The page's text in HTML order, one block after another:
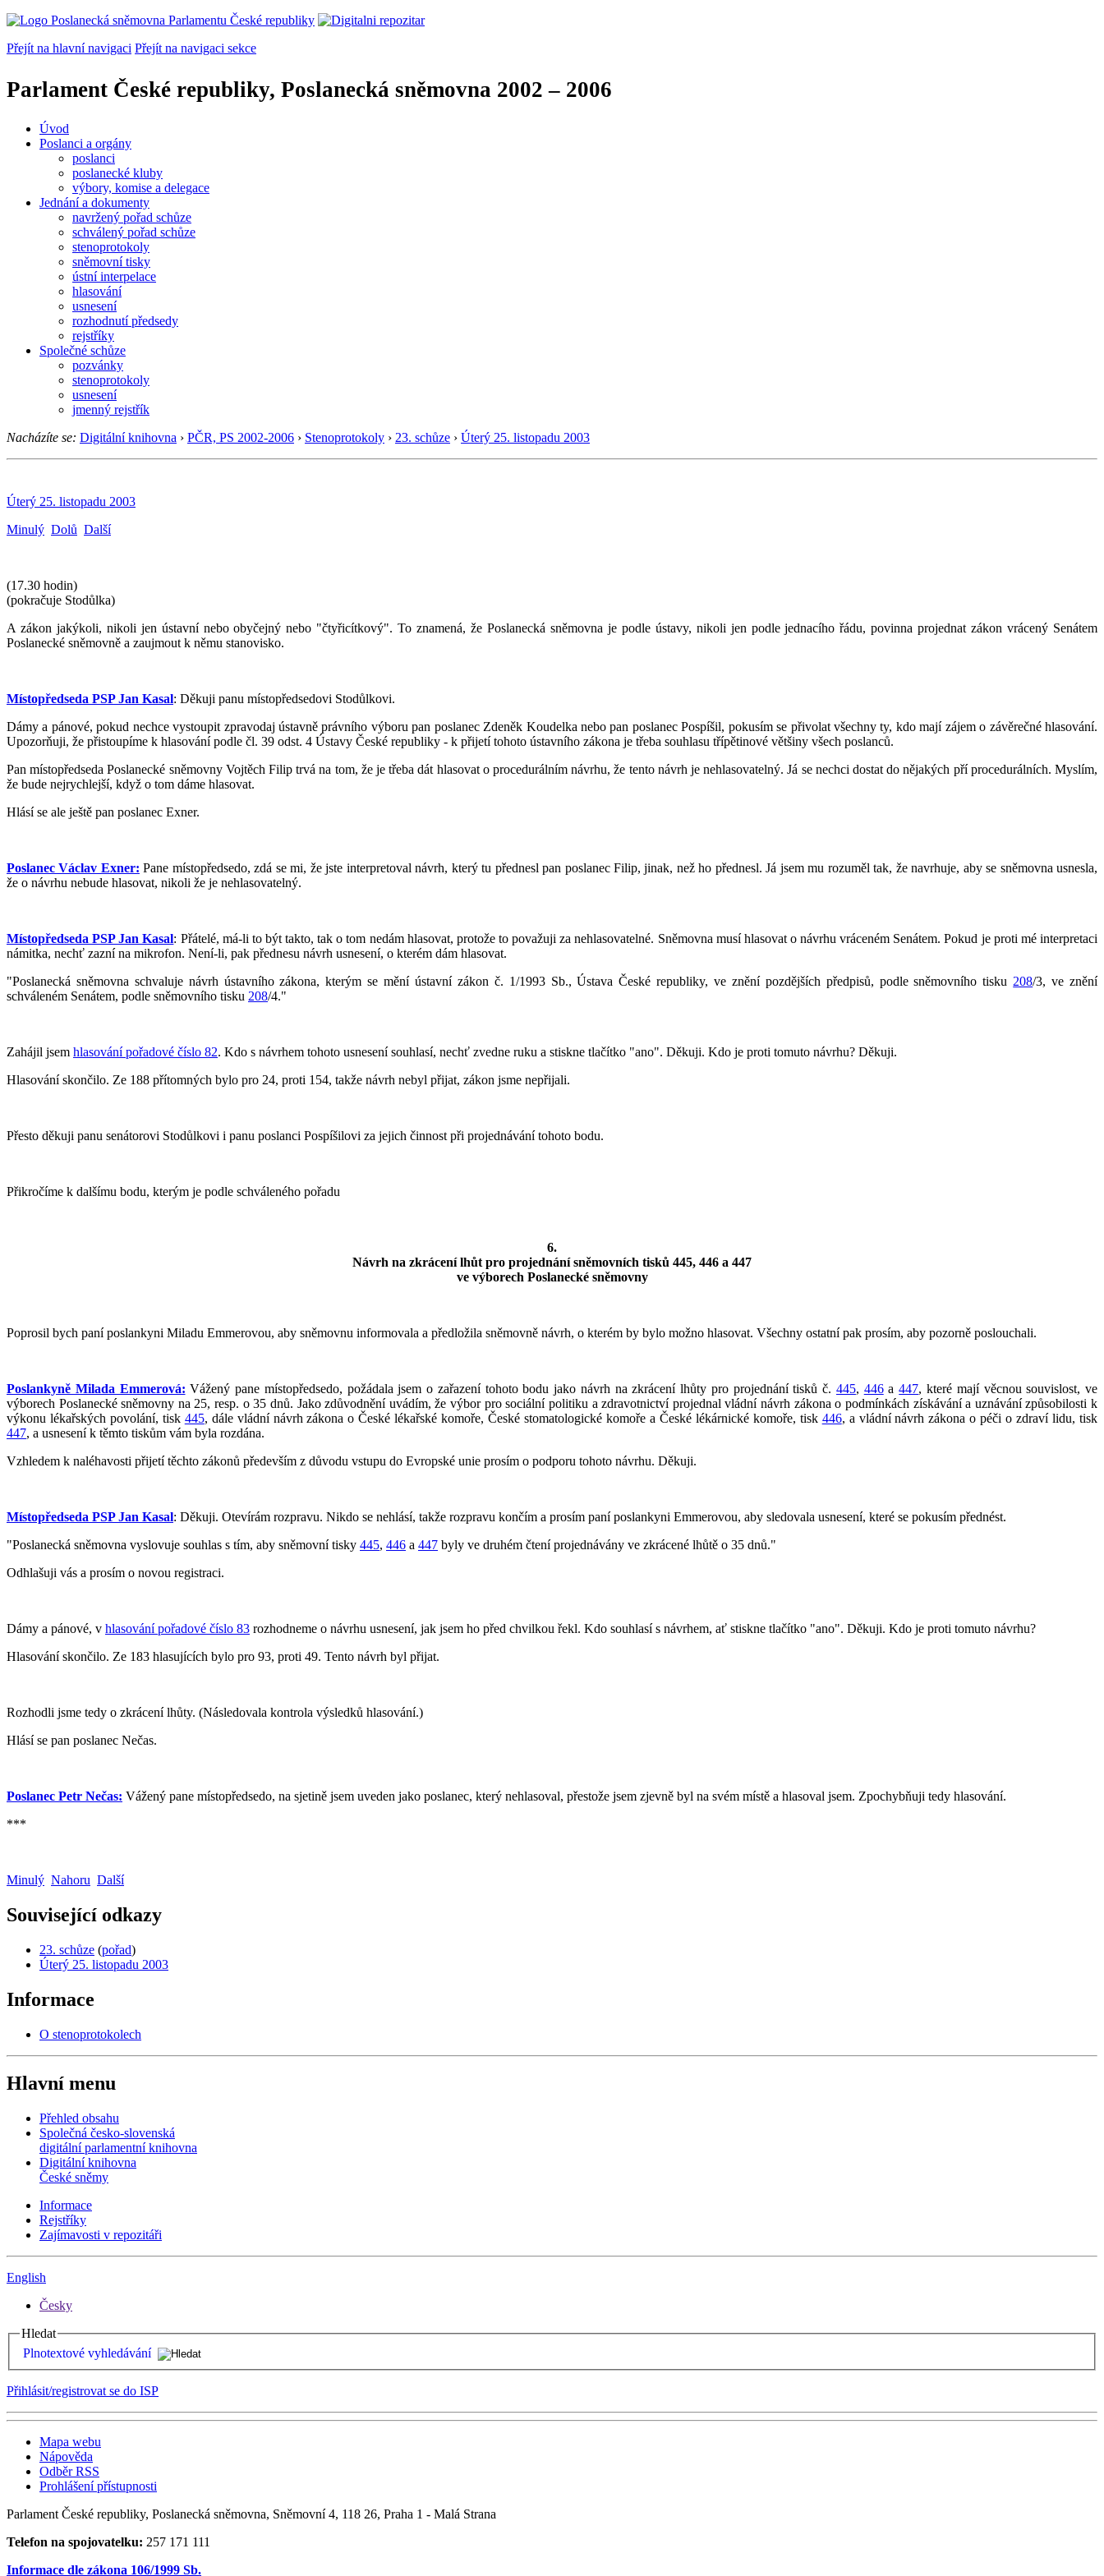
Přejít na hlavní navigaci Přejít na navigaci sekce
Parlament České republiky, Poslanecká sněmovna 2002 – 2006
Úvod
Poslanci a orgány
poslanci
poslanecké kluby
výbory, komise a delegace
Jednání a dokumenty
navržený pořad schůze
schválený pořad schůze
stenoprotokoly
sněmovní tisky
ústní interpelace
hlasování
usnesení
rozhodnutí předsedy
rejstříky
Společné schůze
pozvánky
stenoprotokoly
usnesení
jmenný rejstřík
Nacházíte se: Digitální knihovna › PČR, PS 2002-2006 › Stenoprotokoly › 23. schůze › Úterý 25. listopadu 2003
Úterý 25. listopadu 2003
Minulý Dolů Další
(17.30 hodin)
(pokračuje Stodůlka)
A zákon jakýkoli, nikoli jen ústavní nebo obyčejný nebo "čtyřicítkový". To znamená, že Poslanecká sněmovna je podle ústavy, nikoli jen podle jednacího řádu, povinna projednat zákon vrácený Senátem
Poslanecké sněmovně a zaujmout k němu stanovisko.
Místopředseda PSP Jan Kasal: Děkuji panu místopředsedovi Stodůlkovi.
Dámy a pánové, pokud nechce vystoupit zpravodaj ústavně právního výboru pan poslanec Zdeněk Koudelka nebo pan poslanec Pospíšil, pokusím se přivolat všechny ty, kdo mají zájem o závěrečné hlasování.
Upozorňuji, že přistoupíme k hlasování podle čl. 39 odst. 4 Ústavy České republiky - k přijetí tohoto ústavního zákona je třeba souhlasu třípětinové většiny všech poslanců.
Pan místopředseda Poslanecké sněmovny Vojtěch Filip trvá na tom, že je třeba dát hlasovat o procedurálním návrhu, že tento návrh je nehlasovatelný. Já se nechci dostat do nějakých pří procedurálních. Myslím,
že bude nejrychlejší, když o tom dáme hlasovat.
Hlásí se ale ještě pan poslanec Exner.
Poslanec Václav Exner: Pane místopředsedo, zdá se mi, že jste interpretoval návrh, který tu přednesl pan poslanec Filip, jinak, než ho přednesl. Já jsem mu rozuměl tak, že navrhuje, aby se sněmovna usnesla,
že o návrhu nebude hlasovat, nikoli že je nehlasovatelný.
Místopředseda PSP Jan Kasal: Přátelé, má-li to být takto, tak o tom nedám hlasovat, protože to považuji za nehlasovatelné. Sněmovna musí hlasovat o návrhu vráceném Senátem. Pokud je proti mé interpretaci
námitka, nechť zazní na mikrofon. Není-li, pak přednesu návrh usnesení, o kterém dám hlasovat.
"Poslanecká sněmovna schvaluje návrh ústavního zákona, kterým se mění ústavní zákon č. 1/1993 Sb., Ústava České republiky, ve znění pozdějších předpisů, podle sněmovního tisku 208/3, ve znění
schváleném Senátem, podle sněmovního tisku 208/4."
Zahájil jsem hlasování pořadové číslo 82. Kdo s návrhem tohoto usnesení souhlasí, nechť zvedne ruku a stiskne tlačítko "ano". Děkuji. Kdo je proti tomuto návrhu? Děkuji.
Hlasování skončilo. Ze 188 přítomných bylo pro 24, proti 154, takže návrh nebyl přijat, zákon jsme nepřijali.
Přesto děkuji panu senátorovi Stodůlkovi i panu poslanci Pospíšilovi za jejich činnost při projednávání tohoto bodu.
Přikročíme k dalšímu bodu, kterým je podle schváleného pořadu
6.
Návrh na zkrácení lhůt pro projednání sněmovních tisků 445, 446 a 447
ve výborech Poslanecké sněmovny
Poprosil bych paní poslankyni Miladu Emmerovou, aby sněmovnu informovala a předložila sněmovně návrh, o kterém by bylo možno hlasovat. Všechny ostatní pak prosím, aby pozorně poslouchali.
Poslankyně Milada Emmerová: Vážený pane místopředsedo, požádala jsem o zařazení tohoto bodu jako návrh na zkrácení lhůty pro projednání tisků č. 445, 446a447, které mají věcnou souvislost, ve
výborech Poslanecké sněmovny na 25, resp. o 35 dnů. Jako zdůvodnění uvádím, že výbor pro sociální politiku a zdravotnictví projednal vládní návrh zákona o podmínkách získávání a uznávání způsobilosti k
výkonu lékařských povolání, tisk 445, dále vládní návrh zákona o České lékařské komoře, České stomatologické komoře a České lékárnické komoře, tisk 446, a vládní návrh zákona o péči o zdraví lidu, tisk
447, a usnesení k těmto tiskům vám byla rozdána.
Vzhledem k naléhavosti přijetí těchto zákonů především z důvodu vstupu do Evropské unie prosím o podporu tohoto návrhu. Děkuji.
Místopředseda PSP Jan Kasal: Děkuji. Otevírám rozpravu. Nikdo se nehlásí, takže rozpravu končím a prosím paní poslankyni Emmerovou, aby sledovala usnesení, které se pokusím přednést.
"Poslanecká sněmovna vyslovuje souhlas s tím, aby sněmovní tisky 445, 446 a 447 byly ve druhém čtení projednávány ve zkrácené lhůtě o 35 dnů."
Odhlašuji vás a prosím o novou registraci.
Dámy a pánové, v hlasování pořadové číslo 83 rozhodneme o návrhu usnesení, jak jsem ho před chvilkou řekl. Kdo souhlasí s návrhem, ať stiskne tlačítko "ano". Děkuji. Kdo je proti tomuto návrhu?
Hlasování skončilo. Ze 183 hlasujících bylo pro 93, proti 49. Tento návrh byl přijat.
Rozhodli jsme tedy o zkrácení lhůty. (Následovala kontrola výsledků hlasování.)
Hlásí se pan poslanec Nečas.
Poslanec Petr Nečas: Vážený pane místopředsedo, na sjetině jsem uveden jako poslanec, který nehlasoval, přestože jsem zjevně byl na svém místě a hlasoval jsem. Zpochybňuji tedy hlasování.
***
Minulý Nahoru Další
Související odkazy
23. schůze (pořad)
Úterý 25. listopadu 2003
Informace
O stenoprotokolech
Hlavní menu
Přehled obsahu
Společná česko-slovenská
digitální parlamentní knihovna
Digitální knihovna
České sněmy
Informace
Rejstříky
Zajímavosti v repozitáři
English
Česky
Hledat
Plnotextové vyhledávání
Přihlásit/registrovat se do ISP
Mapa webu
Nápověda
Odběr RSS
Prohlášení přístupnosti
Parlament České republiky, Poslanecká sněmovna, Sněmovní 4, 118 26, Praha 1 - Malá Strana
Telefon na spojovatelku: 257 171 111
Informace dle zákona 106/1999 Sb.